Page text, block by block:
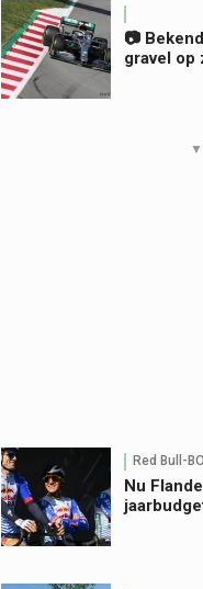
📷
gravel op
▼
Red Bull-
Nu